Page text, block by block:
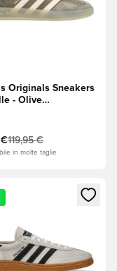
Originals Sneakers
- Olive
€119,95 €
in molte taglie
o registrarsi come
finestra modale